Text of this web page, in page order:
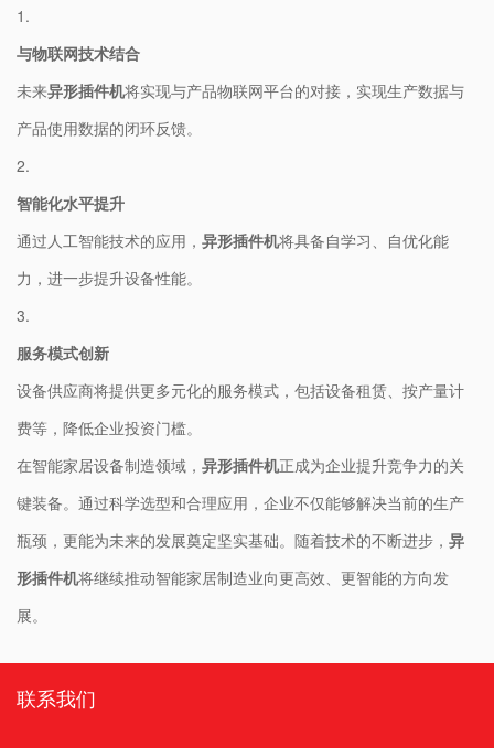
1.
​与物联网技术结合​
未来​​异形插件机​​将实现与产品物联网平台的对接，实现生产数据与
产品使用数据的闭环反馈。
2.
​智能化水平提升​
通过人工智能技术的应用，​ ​异形插件机​​将具备自学习、自优化能
力，进一步提升设备性能。
3.
​服务模式创新​
设备供应商将提供更多元化的服务模式，包括设备租赁、按产量计
费等，降低企业投资门槛。​
在智能家居设备制造领域，​ ​异形插件机​​正成为企业提升竞争力的关
键装备。通过科学选型和合理应用，企业不仅能够解决当前的生产
瓶颈，更能为未来的发展奠定坚实基础。随着技术的不断进步，​ ​异
形插件机​​将继续推动智能家居制造业向更高效、更智能的方向发
展。
联系我们